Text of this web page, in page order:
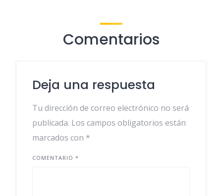
Comentarios
Deja una respuesta
Tu dirección de correo electrónico no será
publicada. Los campos obligatorios están
marcados con *
COMENTARIO *